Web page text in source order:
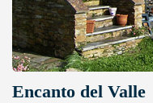
Encanto del Valle